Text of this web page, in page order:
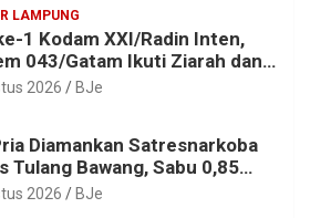
LAMPUNG
1 Kodam XXI/Radin Inten,
043/Gatam Ikuti Ziarah dan
2026 BJe
Diamankan Satresnarkoba
Tulang Bawang, Sabu 0,85
Alat Hisap Disita
2026 BJe